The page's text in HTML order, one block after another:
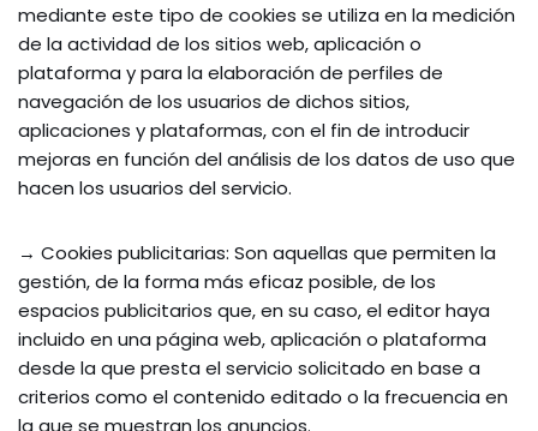
mediante este tipo de cookies se utiliza en la medición
de la actividad de los sitios web, aplicación o
plataforma y para la elaboración de perfiles de
navegación de los usuarios de dichos sitios,
aplicaciones y plataformas, con el fin de introducir
mejoras en función del análisis de los datos de uso que
hacen los usuarios del servicio.
→ Cookies publicitarias: Son aquellas que permiten la
gestión, de la forma más eficaz posible, de los
espacios publicitarios que, en su caso, el editor haya
incluido en una página web, aplicación o plataforma
desde la que presta el servicio solicitado en base a
criterios como el contenido editado o la frecuencia en
la que se muestran los anuncios.